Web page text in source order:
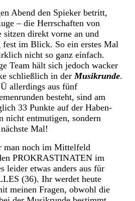
Abend den Spieker betritt,
– die Herrschaften von
direkt vorne an und
fest im Blick. So ein erstes Mal
nicht so ganz einfach.
Team hält sich jedoch wacker
schließlich in derMusikrunde.
allerdings aus fünf
besteht, sind am
33 Punkte auf der Haben-
nicht entmutigen, sondern
Mal!
man noch im Mittelfeld
PROKRASTINATEN im
leider etwas anders aus für
(36). Ihr werdet heute
meinen Fragen, obwohl die